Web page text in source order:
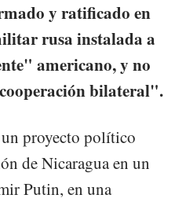
y ratificado en
rusa instalada a
americano, y no
bilateral".
proyecto político
de Nicaragua en un
Putin, en una